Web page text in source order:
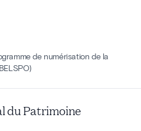
de numérisation de la
du Patrimoine